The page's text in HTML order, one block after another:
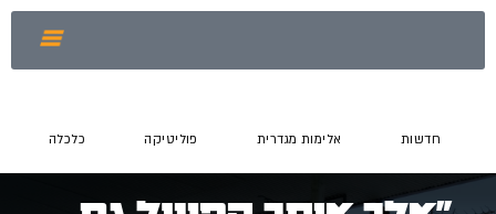
חדשות אלימות מגדרית פוליטיקה כלכלה